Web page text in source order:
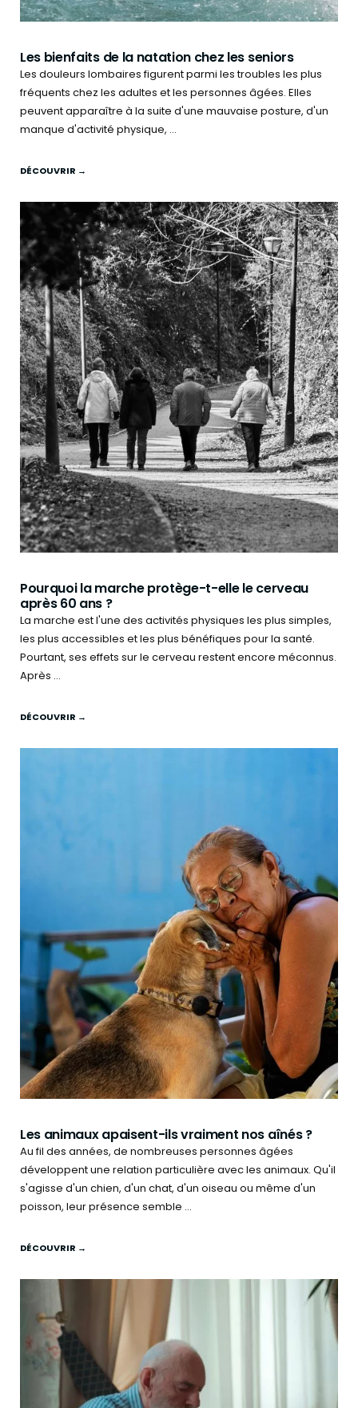
Les bienfaits de la natation chez les seniors
Les douleurs lombaires figurent parmi les troubles les plus
fréquents chez les adultes et les personnes âgées. Elles
peuvent apparaître à la suite d'une mauvaise posture, d'un
manque d'activité physique, ...
DÉCOUVRIR →
Pourquoi la marche protège-t-elle le cerveau
après 60 ans ?
La marche est l'une des activités physiques les plus simples,
les plus accessibles et les plus bénéfiques pour la santé.
Pourtant, ses effets sur le cerveau restent encore méconnus.
Après ...
DÉCOUVRIR →
Les animaux apaisent-ils vraiment nos aînés ?
Au fil des années, de nombreuses personnes âgées
développent une relation particulière avec les animaux. Qu'il
s'agisse d'un chien, d'un chat, d'un oiseau ou même d'un
poisson, leur présence semble ...
DÉCOUVRIR →